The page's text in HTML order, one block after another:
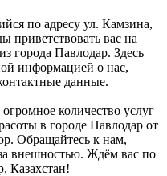
по адресу ул. Камзина,
приветствовать вас на
города Павлодар. Здесь
информацией о нас,
данные.
количество услуг
в городе Павлодар от
Обращайтесь к нам,
внешностью. Ждём вас по
Казахстан!